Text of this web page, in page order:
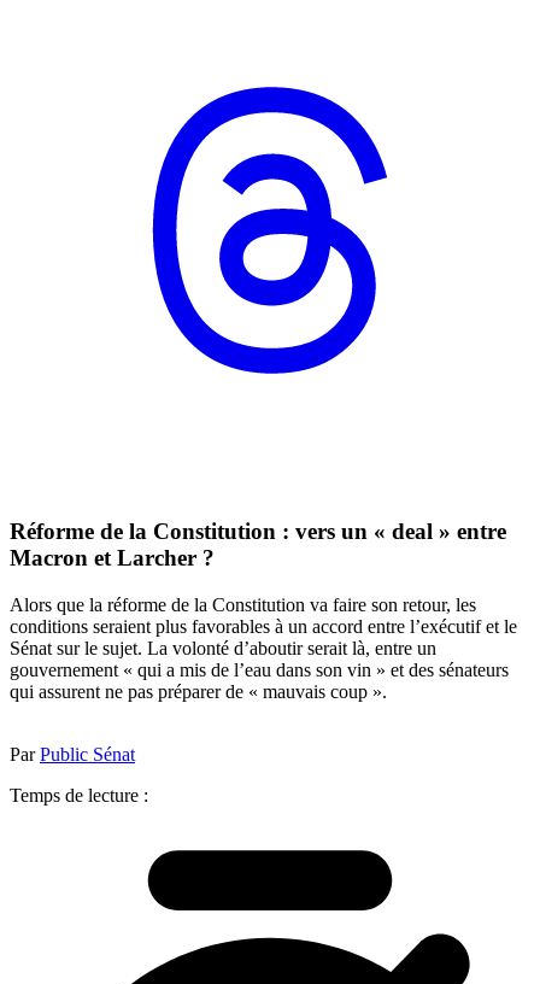
Réforme de la Constitution : vers un « deal » entre
Macron et Larcher ?
Alors que la réforme de la Constitution va faire son retour, les
conditions seraient plus favorables à un accord entre l’exécutif et le
Sénat sur le sujet. La volonté d’aboutir serait là, entre un
gouvernement « qui a mis de l’eau dans son vin » et des sénateurs
qui assurent ne pas préparer de « mauvais coup ».
ParPublic Sénat
Temps de lecture :